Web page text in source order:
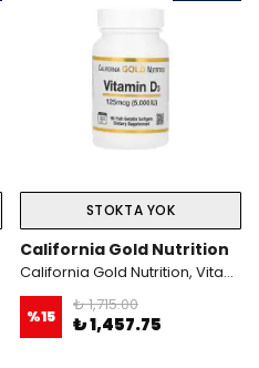
STOKTA YOK
California Gold Nutrition
California Gold Nutrition, Vitamin D3, 125 mcg (5,000 IU), 90 Fish Gelatin Softgels
%15
₺ 1,715.00
₺ 1,457.75